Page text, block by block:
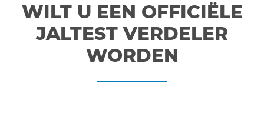
WILT U EEN OFFICIËLE
JALTEST VERDELER
WORDEN